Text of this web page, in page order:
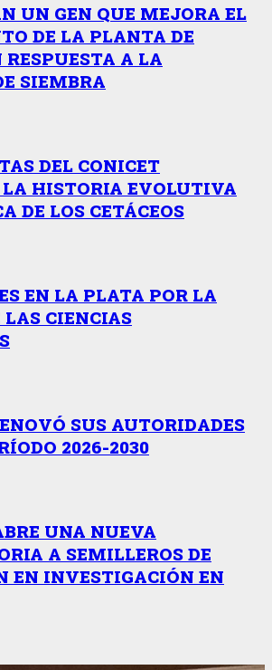
UN GEN QUE MEJORA EL
DE LA PLANTA DE
A LA
SIEMBRA
DEL CONICET
LA HISTORIA EVOLUTIVA
DE LOS CETÁCEOS
EN LA PLATA POR LA
CIENCIAS
SUS AUTORIDADES
2026-2030
UNA NUEVA
A SEMILLEROS DE
EN INVESTIGACIÓN EN